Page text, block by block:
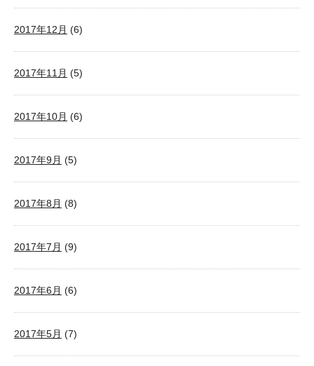
2017年12月 (6)
2017年11月 (5)
2017年10月 (6)
2017年9月 (5)
2017年8月 (8)
2017年7月 (9)
2017年6月 (6)
2017年5月 (7)